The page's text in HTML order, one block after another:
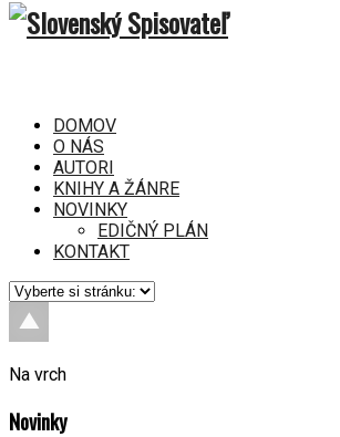
DOMOV
O NÁS
AUTORI
KNIHY A ŽÁNRE
NOVINKY
EDIČNÝ PLÁN
KONTAKT
Na vrch
Novinky